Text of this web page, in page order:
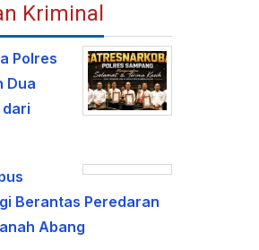
Kriminal
Polres
Dua
Berantas Peredaran
Abang